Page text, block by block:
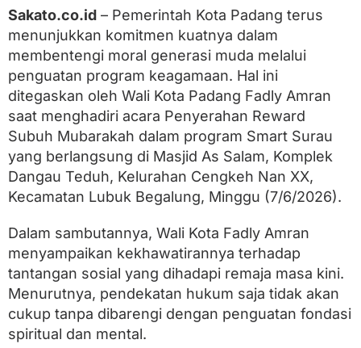
e
w
a
r
S
u
b
u
h
M
b
a
k
a
h
d
i
M
s
Sakato.co.id – Pemerintah Kota Padang terus
menunjukkan komitmen kuatnya dalam
membentengi moral generasi muda melalui
penguatan program keagamaan. Hal ini
ditegaskan oleh Wali Kota Padang Fadly Amran
saat menghadiri acara Penyerahan Reward
Subuh Mubarakah dalam program Smart Surau
yang berlangsung di Masjid As Salam, Komplek
Dangau Teduh, Kelurahan Cengkeh Nan XX,
Kecamatan Lubuk Begalung, Minggu (7/6/2026).
Dalam sambutannya, Wali Kota Fadly Amran
menyampaikan kekhawatirannya terhadap
tantangan sosial yang dihadapi remaja masa kini.
Menurutnya, pendekatan hukum saja tidak akan
cukup tanpa dibarengi dengan penguatan fondasi
spiritual dan mental.